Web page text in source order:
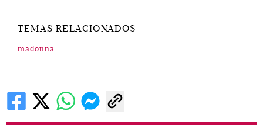
TEMAS RELACIONADOS
madonna